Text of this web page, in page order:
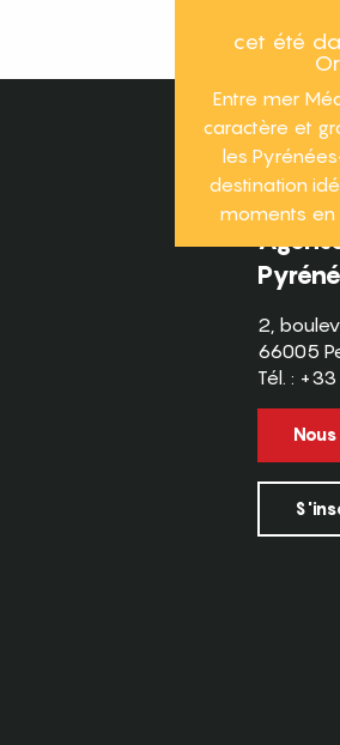
cet été
Entre mer
caractère et
les
destination
moments en
2,
66005
Tél. :